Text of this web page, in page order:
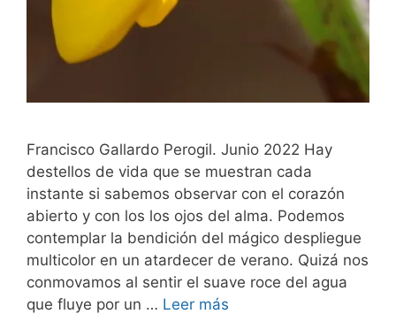
Francisco Gallardo Perogil. Junio 2022 Hay
destellos de vida que se muestran cada
instante si sabemos observar con el corazón
abierto y con los los ojos del alma. Podemos
contemplar la bendición del mágico despliegue
multicolor en un atardecer de verano. Quizá nos
conmovamos al sentir el suave roce del agua
que fluye por un … Leer más